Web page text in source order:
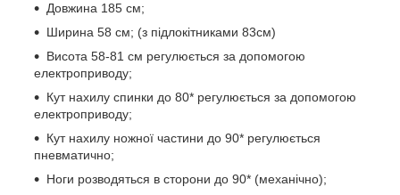
Довжина 185 см;
Ширина 58 см; (з підлокітниками 83см)
Висота 58-81 см регулюється за допомогою
електроприводу;
Кут нахилу спинки до 80* регулюється за допомогою
електроприводу;
Кут нахилу ножної частини до 90* регулюється
пневматично;
Ноги розводяться в сторони до 90* (механічно);